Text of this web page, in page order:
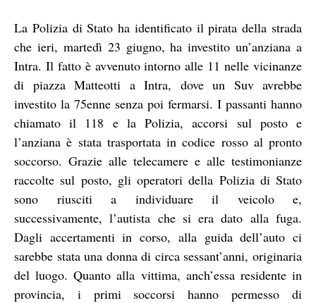
La Polizia di Stato ha identificato il pirata della strada
che ieri, martedì 23 giugno, ha investito un’anziana a
Intra. Il fatto è avvenuto intorno alle 11 nelle vicinanze
di piazza Matteotti a Intra, dove un Suv avrebbe
investito la 75enne senza poi fermarsi. I passanti hanno
chiamato il 118 e la Polizia, accorsi sul posto e
l’anziana è stata trasportata in codice rosso al pronto
soccorso. Grazie alle telecamere e alle testimonianze
raccolte sul posto, gli operatori della Polizia di Stato
sono riusciti a individuare il veicolo e,
successivamente, l’autista che si era dato alla fuga.
Dagli accertamenti in corso, alla guida dell’auto ci
sarebbe stata una donna di circa sessant’anni, originaria
del luogo. Quanto alla vittima, anch’essa residente in
provincia, i primi soccorsi hanno permesso di